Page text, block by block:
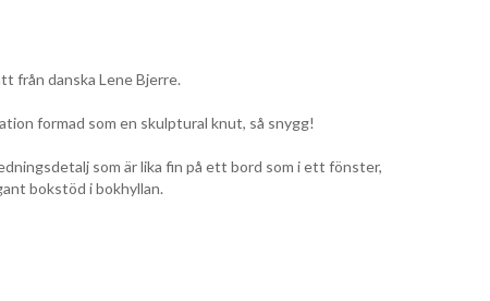
från danska Lene Bjerre.
formad som en skulptural knut, så snygg!
som är lika fin på ett bord som i ett fönster,
bokstöd i bokhyllan.